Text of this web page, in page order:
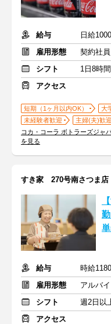
給与
日給
雇用形態
契約社員
シフト
1日8時
アクセス
短期（1ヶ月以内OK） 大
未経験者歓迎
主婦(夫)歓迎
コカ・コーラ ボトラーズジャ
を見る
すき家 270号南さつま店
給与
雇用形態
アルバ
シフト
週2日以
アクセス